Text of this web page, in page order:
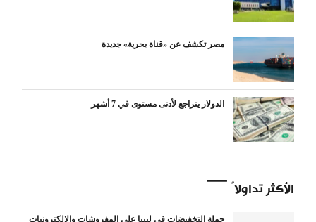
مصر تكشف عن «قناة بحرية» جديدة
الدولار يتراجع لأدنى مستوى في 7 أشهر
الأكثر تداولاً
حملة التخفيضات في ليبيا على المفروشات والإلكترونيات